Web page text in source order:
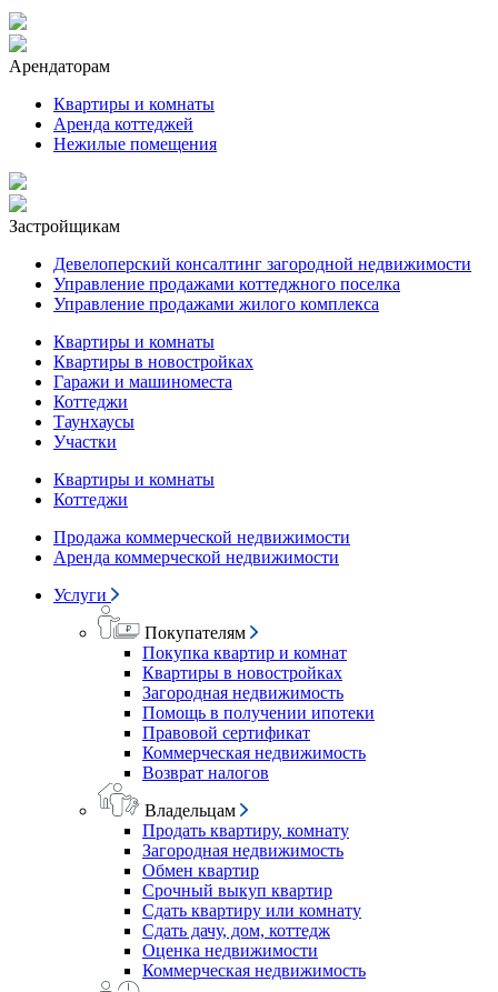
Арендаторам
Квартиры и комнаты
Аренда коттеджей
Нежилые помещения
Застройщикам
Девелоперский консалтинг загородной недвижимости
Управление продажами коттеджного поселка
Управление продажами жилого комплекса
Квартиры и комнаты
Квартиры в новостройках
Гаражи и машиноместа
Коттеджи
Таунхаусы
Участки
Квартиры и комнаты
Коттеджи
Продажа коммерческой недвижимости
Аренда коммерческой недвижимости
Услуги
Покупателям
Покупка квартир и комнат
Квартиры в новостройках
Загородная недвижимость
Помощь в получении ипотеки
Правовой сертификат
Коммерческая недвижимость
Возврат налогов
Владельцам
Продать квартиру, комнату
Загородная недвижимость
Обмен квартир
Срочный выкуп квартир
Сдать квартиру или комнату
Сдать дачу, дом, коттедж
Оценка недвижимости
Коммерческая недвижимость